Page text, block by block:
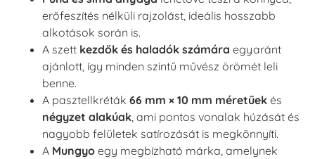
erőfeszítés nélküli rajzolást, ideális hosszabb
alkotások során is.
A szett kezdők és haladók számára egyaránt
ajánlott, így minden szintű művész örömét leli
benne.
A pasztellkréták 66 mm × 10 mm méretűek és
négyzet alakúak , ami pontos vonalak húzását és
nagyobb felületek satírozását is megkönnyíti.
A Mungyo egy megbízható márka, amelynek